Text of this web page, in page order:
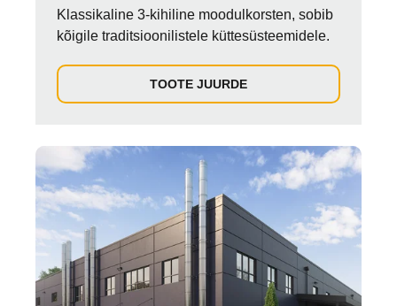
Klassikaline 3-kihiline moodulkorsten, sobib
kõigile traditsioonilistele küttesüsteemidele.
TOOTE JUURDE